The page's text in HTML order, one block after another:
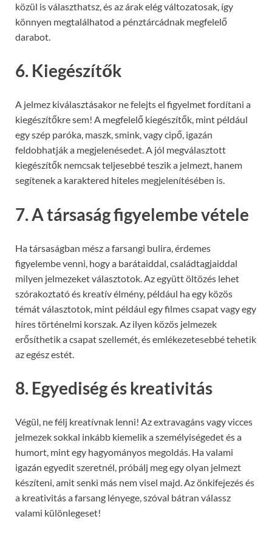
közül is választhatsz, és az árak elég változatosak, így
könnyen megtalálhatod a pénztárcádnak megfelelő
darabot.
6. Kiegészítők
A jelmez kiválasztásakor ne felejts el figyelmet fordítani a
kiegészítőkre sem! A megfelelő kiegészítők, mint például
egy szép paróka, maszk, smink, vagy cipő, igazán
feldobhatják a megjelenésedet. A jól megválasztott
kiegészítők nemcsak teljesebbé teszik a jelmezt, hanem
segítenek a karaktered hiteles megjelenítésében is.
7.A társaság figyelembe vétele
Ha társaságban mész a farsangi bulira, érdemes
figyelembe venni, hogy a barátaiddal, családtagjaiddal
milyen jelmezeket választotok. Az együtt öltözés lehet
szórakoztató és kreatív élmény, például ha egy közös
témát választotok, mint például egy filmes csapat vagy egy
híres történelmi korszak. Az ilyen közös jelmezek
erősíthetik a csapat szellemét, és emlékezetesebbé tehetik
az egész estét.
8. Egyediség és kreativitás
Végül, ne félj kreatívnak lenni! Az extravagáns vagy vicces
jelmezek sokkal inkább kiemelik a személyiségedet és a
humort, mint egy hagyományos megoldás. Ha valami
igazán egyedit szeretnél, próbálj meg egy olyan jelmezt
készíteni, amit senki más nem visel majd. Az önkifejezés és
a kreativitás a farsang lényege, szóval bátran válassz
valami különlegeset!